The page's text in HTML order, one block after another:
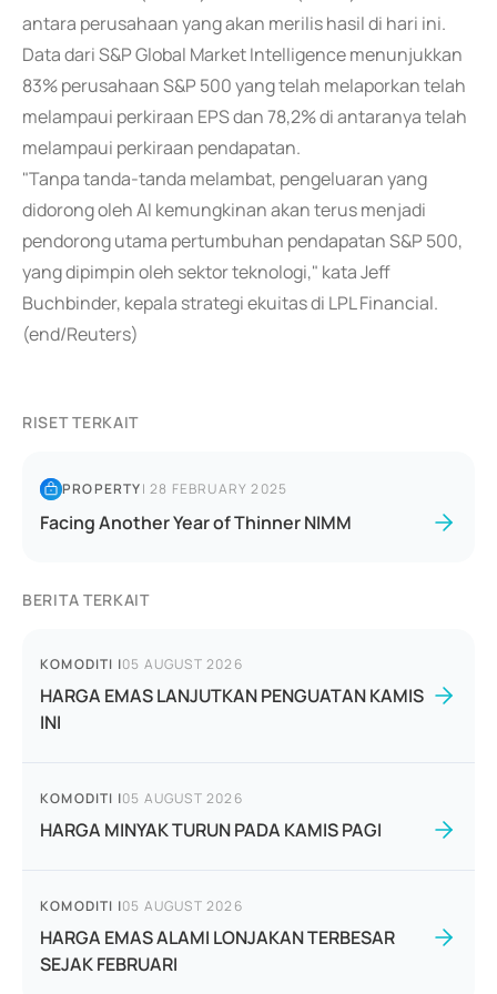
antara perusahaan yang akan merilis hasil di hari ini.
Data dari S&P Global Market Intelligence menunjukkan
83% perusahaan S&P 500 yang telah melaporkan telah
melampaui perkiraan EPS dan 78,2% di antaranya telah
melampaui perkiraan pendapatan.
"Tanpa tanda-tanda melambat, pengeluaran yang
didorong oleh AI kemungkinan akan terus menjadi
pendorong utama pertumbuhan pendapatan S&P 500,
yang dipimpin oleh sektor teknologi," kata Jeff
Buchbinder, kepala strategi ekuitas di LPL Financial.
(end/Reuters)
RISET TERKAIT
PROPERTY|28 FEBRUARY 2025
Facing Another Year of Thinner NIMM
BERITA TERKAIT
KOMODITI |05 AUGUST 2026
HARGA EMAS LANJUTKAN PENGUATAN KAMIS
INI
KOMODITI |05 AUGUST 2026
HARGA MINYAK TURUN PADA KAMIS PAGI
KOMODITI |05 AUGUST 2026
HARGA EMAS ALAMI LONJAKAN TERBESAR
SEJAK FEBRUARI